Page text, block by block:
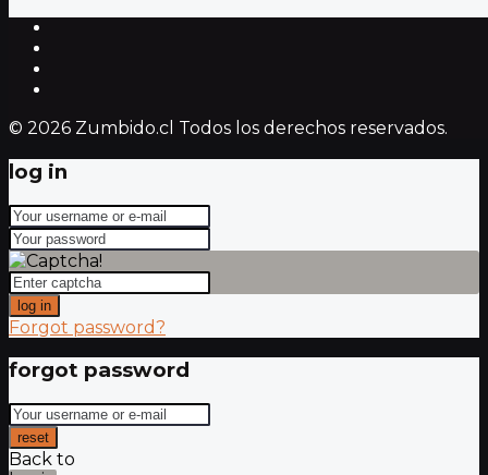
© 2026 Zumbido.cl Todos los derechos reservados.
log in
log in
Forgot password?
forgot password
reset
Back to